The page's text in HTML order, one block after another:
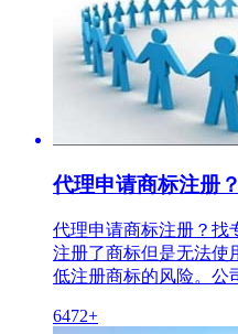
代理申请商标注册
代理申请商标注册？找
注册了商标但是无法使
低注册商标的风险。公
6472+